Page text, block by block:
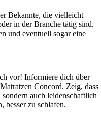
Bekannte, die vielleicht
in der Branche tätig sind.
und eventuell sogar eine
vor! Informiere dich über
Concord. Zeig, dass
auch leidenschaftlich
besser zu schlafen.